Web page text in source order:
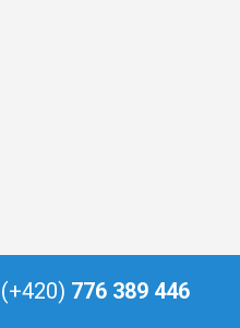
(+420) 776 389 446